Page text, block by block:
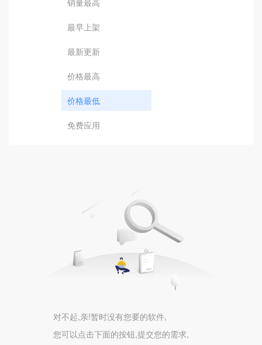
销量最高
最早上架
最新更新
价格最高
价格最低
免费应用
对不起,亲!暂时没有您要的软件,
您可以点击下面的按钮,提交您的需求,